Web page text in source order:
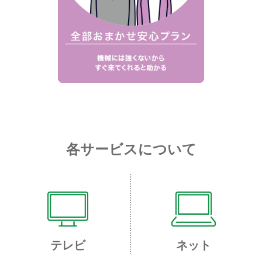
各サービスについて
テレビ ネット